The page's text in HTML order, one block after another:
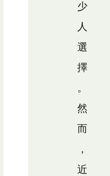
少
人
選
擇
。
然
而
，
近